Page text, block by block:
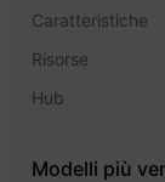
Caratteristiche
Risorse
Hub
Modelli più